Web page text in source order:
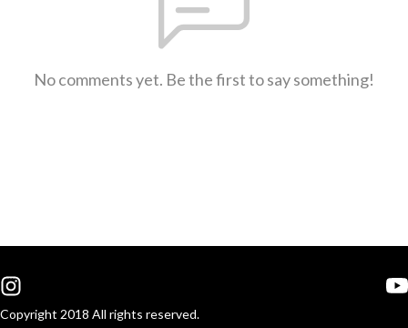
No comments yet. Be the first to say something!
Copyright 2018 All rights reserved.